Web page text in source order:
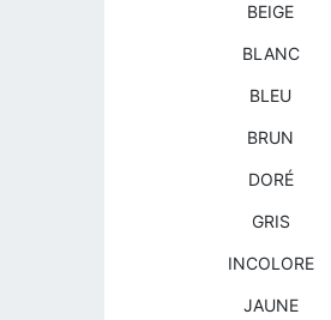
BEIGE
BLANC
BLEU
BRUN
DORÉ
GRIS
INCOLORE
JAUNE